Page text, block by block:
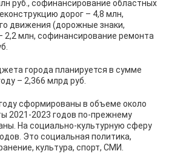
руб., софинансирование областных
дорог – 4,8 млн,
движения (дорожные знаки,
2,2 млн, софинансирование ремонта
города планируется в сумме
– 2,366 млрд руб.
сформированы в объеме около
2021-2023 годов по-прежнему
На социально-культурную сферу
Это социальная политика,
культура, спорт, СМИ.